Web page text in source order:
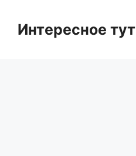
contentИнтересное тут